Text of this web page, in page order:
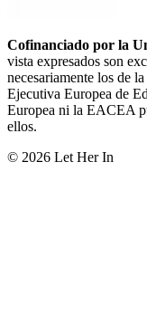
Cofinanciado por la
vista expresados son
necesariamente los de
Ejecutiva Europea de
Europea ni la EACEA
ellos.
© 2026 Let Her In